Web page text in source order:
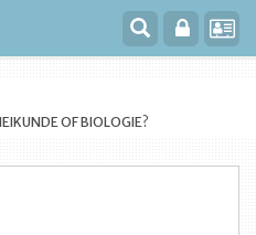
OF BIOLOGIE?